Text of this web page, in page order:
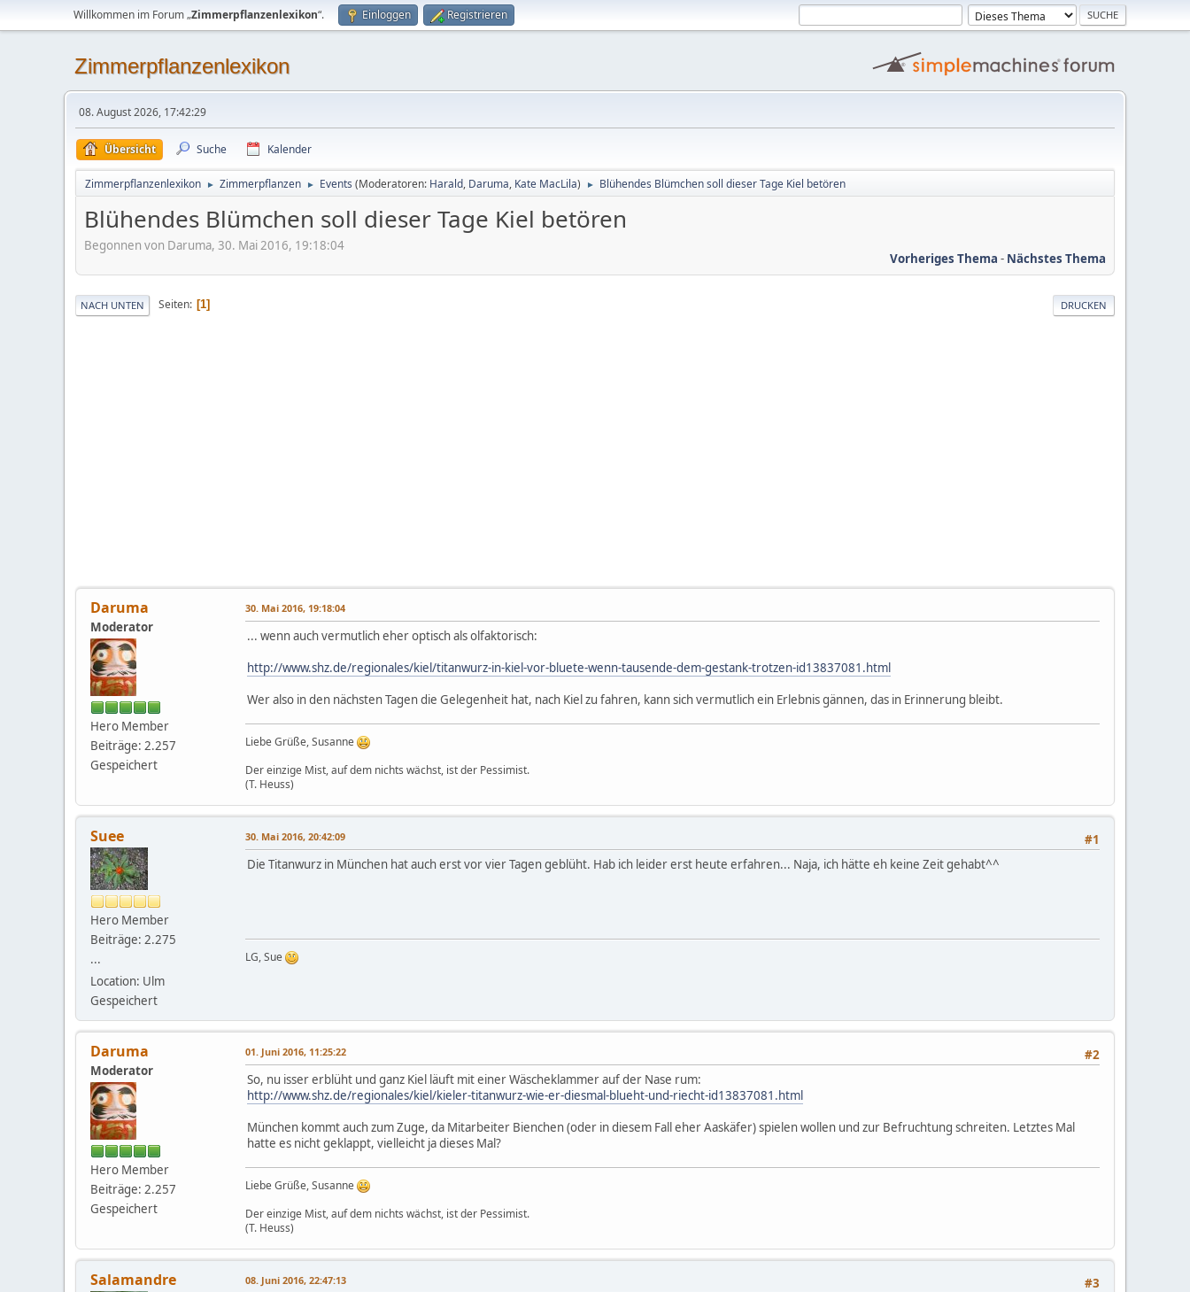
Willkommen im Forum „Zimmerpflanzenlexikon“. Einloggen Registrieren
Zimmerpflanzenlexikon
08. August 2026, 17:42:29
Übersicht Suche Kalender
Zimmerpflanzenlexikon ► Zimmerpflanzen ► Events (Moderatoren: Harald, Daruma, Kate MacLila) ► Blühendes Blümchen soll dieser Tage Kiel betören
Blühendes Blümchen soll dieser Tage Kiel betören
Begonnen von Daruma, 30. Mai 2016, 19:18:04
Vorheriges Thema - Nächstes Thema
DRUCKEN
NACH UNTEN Seiten 1
Daruma
Moderator
Hero Member
Beiträge: 2.257
Gespeichert
30. Mai 2016, 19:18:04
... wenn auch vermutlich eher optisch als olfaktorisch:
http://www.shz.de/regionales/kiel/titanwurz-in-kiel-vor-bluete-wenn-tausende-dem-gestank-trotzen-id13837081.html
Wer also in den nächsten Tagen die Gelegenheit hat, nach Kiel zu fahren, kann sich vermutlich ein Erlebnis gännen, das in Erinnerung bleibt.
Liebe Grüße, Susanne
Der einzige Mist, auf dem nichts wächst, ist der Pessimist.
(T. Heuss)
Suee
Hero Member
Beiträge: 2.275
...
Location: Ulm
Gespeichert
#1
30. Mai 2016, 20:42:09
Die Titanwurz in München hat auch erst vor vier Tagen geblüht. Hab ich leider erst heute erfahren... Naja, ich hätte eh keine Zeit gehabt^^
LG, Sue
Daruma
Moderator
Hero Member
Beiträge: 2.257
Gespeichert
#2
01. Juni 2016, 11:25:22
So, nu isser erblüht und ganz Kiel läuft mit einer Wäscheklammer auf der Nase rum:
http://www.shz.de/regionales/kiel/kieler-titanwurz-wie-er-diesmal-blueht-und-riecht-id13837081.html
München kommt auch zum Zuge, da Mitarbeiter Bienchen (oder in diesem Fall eher Aaskäfer) spielen wollen und zur Befruchtung schreiten. Letztes Mal
hatte es nicht geklappt, vielleicht ja dieses Mal?
Liebe Grüße, Susanne
Der einzige Mist, auf dem nichts wächst, ist der Pessimist.
(T. Heuss)
Salamandre #3
08. Juni 2016, 22:47:13